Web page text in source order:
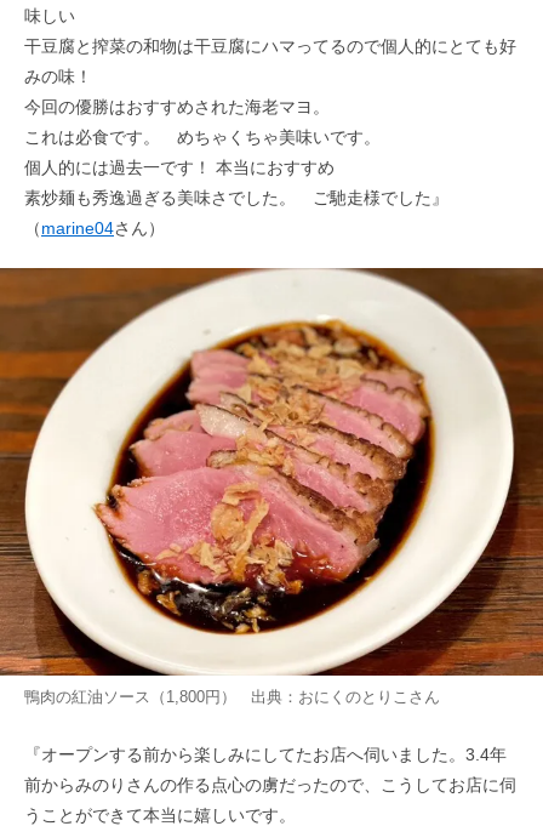
味しい
干豆腐と搾菜の和物は干豆腐にハマってるので個人的にとても好
みの味！
今回の優勝はおすすめされた海老マヨ。
これは必食です。 めちゃくちゃ美味いです。
個人的には過去一です！ 本当におすすめ
素炒麺も秀逸過ぎる美味さでした。 ご馳走様でした』
（marine04さん）
鴨肉の紅油ソース（1,800円） 出典： おにくのとりこ さん
『オープンする前から楽しみにしてたお店へ伺いました。3.4年
前からみのりさんの作る点心の虜だったので、こうしてお店に伺
うことができて本当に嬉しいです。